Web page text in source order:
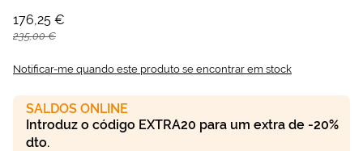
176,25 €
235,00 €
Notificar-me quando este produto se encontrar em stock
SALDOS ONLINE
Introduz o código EXTRA20 para um extra de -20%
dto.